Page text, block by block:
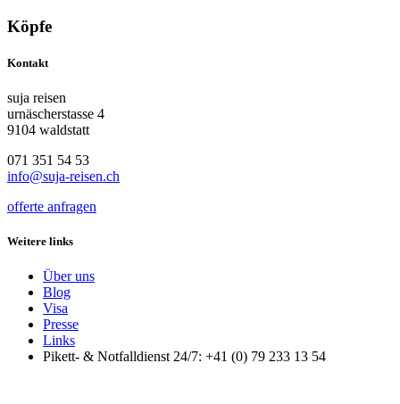
Köpfe
Kontakt
suja reisen
urnäscherstasse 4
9104 waldstatt
071 351 54 53
info@suja-reisen.ch
offerte anfragen
Weitere links
Über uns
Blog
Visa
Presse
Links
Pikett- & Notfalldienst 24/7: +41 (0) 79 233 13 54